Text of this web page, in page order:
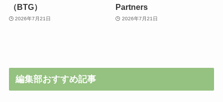
（BTG）
2026年7月21日
Partners
2026年7月21日
編集部おすすめ記事